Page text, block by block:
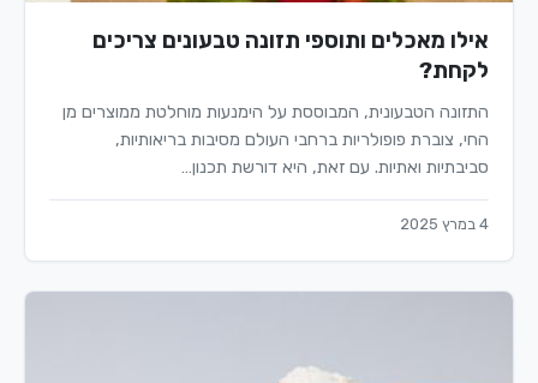
אילו מאכלים ותוספי תזונה טבעונים צריכים
לקחת?
התזונה הטבעונית, המבוססת על הימנעות מוחלטת ממוצרים מן
החי, צוברת פופולריות ברחבי העולם מסיבות בריאותיות,
סביבתיות ואתיות. עם זאת, היא דורשת תכנון…
4 במרץ 2025